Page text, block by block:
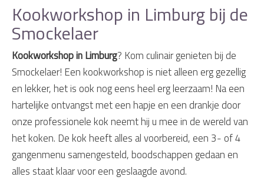
Kookworkshop in Limburg bij de
Smockelaer
Kookworkshop in Limburg? Kom culinair genieten bij de
Smockelaer! Een kookworkshop is niet alleen erg gezellig
en lekker, het is ook nog eens heel erg leerzaam! Na een
hartelijke ontvangst met een hapje en een drankje door
onze professionele kok neemt hij u mee in de wereld van
het koken. De kok heeft alles al voorbereid, een 3- of 4
gangenmenu samengesteld, boodschappen gedaan en
alles staat klaar voor een geslaagde avond.